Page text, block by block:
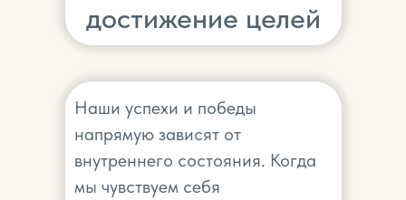
Наши успехи и победы
напрямую зависят от
внутреннего состояния. Когда
мы чувствуем себя
достижение целей